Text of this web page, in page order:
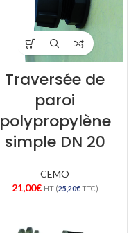
Traversée de
paroi
polypropylène
simple DN 20
CEMO
21,00€ HT (25,20€TTC)